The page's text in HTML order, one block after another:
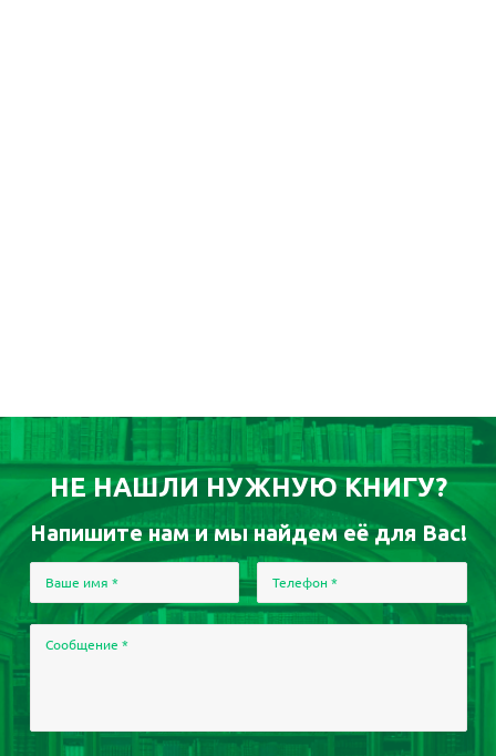
НЕ НАШЛИ НУЖНУЮ КНИГУ?
Напишите нам и мы найдем её для Вас!
Ваше имя * Телефон *
Сообщение *